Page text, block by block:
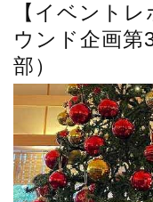
【イベント
ウンド企画第
部）